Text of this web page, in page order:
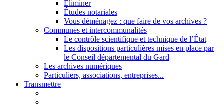
Éliminer
Études notariales
Vous déménagez : que faire de vos archives ?
Communes et intercommunalités
Le contrôle scientifique et technique de l’État
Les dispositions particulières mises en place par
le Conseil départemental du Gard
Les archives numériques
Particuliers, associations, entreprises...
Transmettre